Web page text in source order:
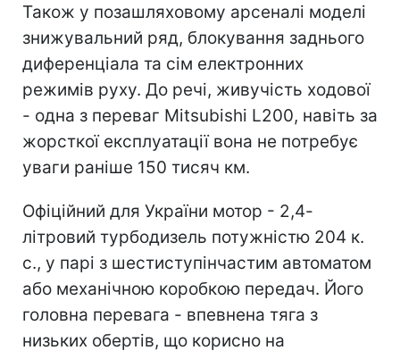
Також у позашляховому арсеналі моделі
знижувальний ряд, блокування заднього
диференціала та сім електронних
режимів руху. До речі, живучість ходової
- одна з переваг Mitsubishi L200, навіть за
жорсткої експлуатації вона не потребує
уваги раніше 150 тисяч км.
Офіційний для України мотор - 2,4-
літровий турбодизель потужністю 204 к.
с., у парі з шестиступінчастим автоматом
або механічною коробкою передач. Його
головна перевага - впевнена тяга з
низьких обертів, що корисно на